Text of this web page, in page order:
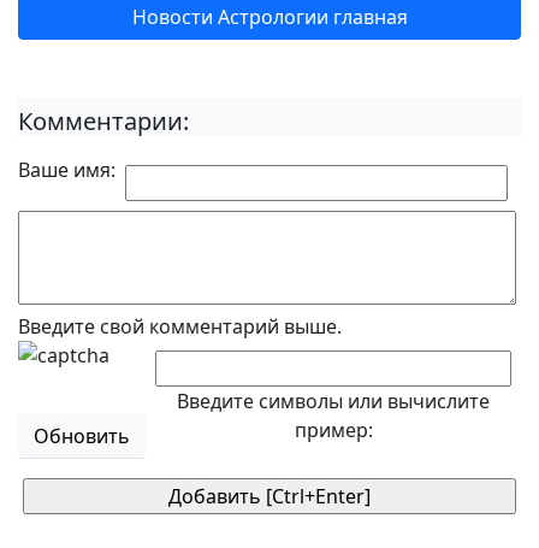
Новости Астрологии главная
Комментарии:
Ваше имя:
Введите свой комментарий выше.
Обновить
Введите символы или вычислите
пример: